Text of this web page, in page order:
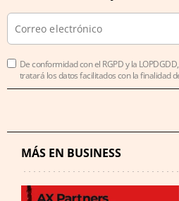
De conformidad con el RGPD y la
tratará los datos facilitados con la finalidad
MÁS EN BUSINESS